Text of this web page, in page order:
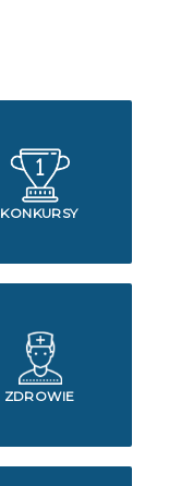
KONKURSY
ZDROWIE